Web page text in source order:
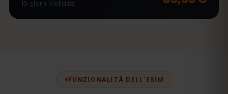
15 giorni Validità
FUNZIONALITÀ DELL'ESIM